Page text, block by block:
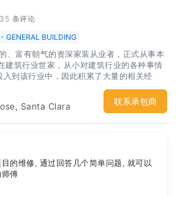
35 条评论
GENERAL BUILDING
、富有朝气的资深家装从业者，正式从事本
建筑行业世家，从小对建筑行业的各种事情
入到该行业中，因此积累了大量的相关经
与过大型隧道和桥梁的工程施工工作，因此
作具有相当心得。这样的经历让郑师傅在
很好的体会，更让郑师傅在保证自己团队
Santa Clara
联系承包商
的维修, 通过回答几个简单问题, 就可以
傅